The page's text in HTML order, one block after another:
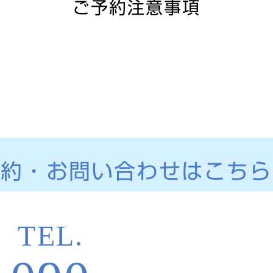
ご予約注意事項
・お問い合わせはこち
TEL.